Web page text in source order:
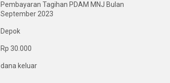
Pembayaran Tagihan PDAM MNJ Bulan
September 2023
Depok
Rp 30.000
dana keluar